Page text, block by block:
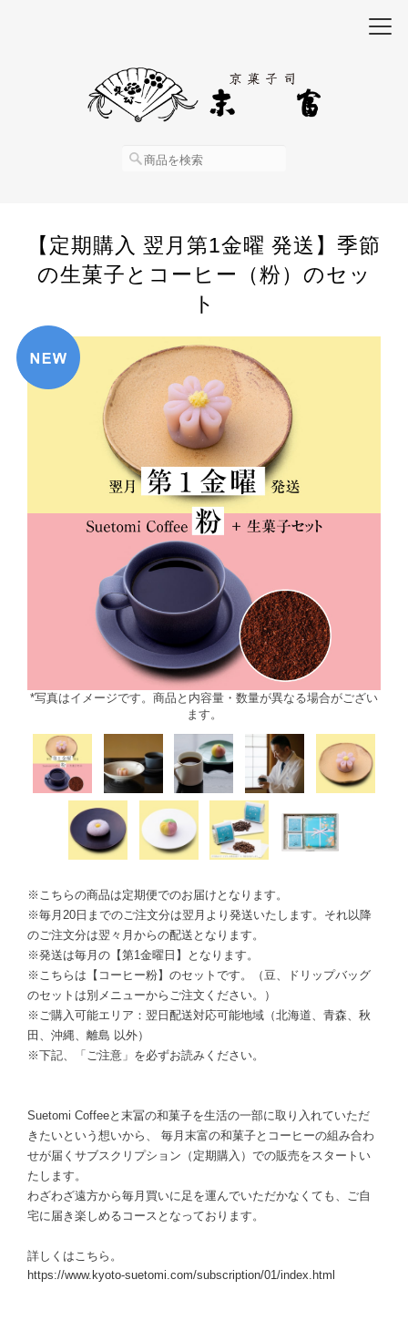
【定期購入 翌月第1金曜 発送】季節
の生菓子とコーヒー（粉）のセッ
ト
*写真はイメージです。商品と内容量・数量が異なる場合がござい
ます。
※こちらの商品は定期便でのお届けとなります。
※毎月20日までのご注文分は翌月より発送いたします。それ以降
のご注文分は翌々月からの配送となります。
※発送は毎月の【第1金曜日】となります。
※こちらは【コーヒー粉】のセットです。（豆、ドリップバッグ
のセットは別メニューからご注文ください。）
※ご購入可能エリア：翌日配送対応可能地域（北海道、青森、秋
田、沖縄、離島 以外）
※下記、「ご注意」を必ずお読みください。
Suetomi Coffeeと末冨の和菓子を生活の一部に取り入れていただ
きたいという想いから、 毎月末富の和菓子とコーヒーの組み合わ
せが届くサブスクリプション（定期購入）での販売をスタートい
たします。
わざわざ遠方から毎月買いに足を運んでいただかなくても、ご自
宅に届き楽しめるコースとなっております。
詳しくはこちら。
https://www.kyoto-suetomi.com/subscription/01/index.html